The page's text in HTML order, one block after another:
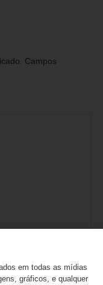
Campos
em todas as mídias
gráficos, e qualquer